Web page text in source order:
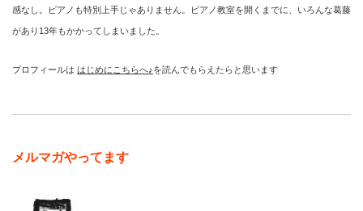
感なし。ピアノも特別上手じゃありません。ピアノ教室を開くまでに、いろんな葛藤
があり13年もかかってしまいました。
プロフィールは はじめにこちらへ♪を読んでもらえたらと思います
メルマガやってます